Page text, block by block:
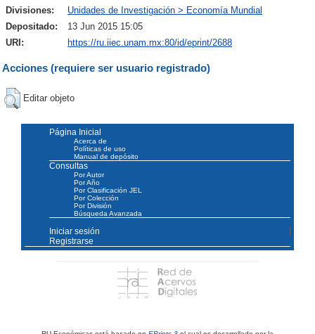
Divisiones:
Unidades de Investigación > Economía Mundial
Depositado:
13 Jun 2015 15:05
URI:
https://ru.iiec.unam.mx:80/id/eprint/2688
Acciones (requiere ser usuario registrado)
Editar objeto
Página Inicial
Acerca de
Políticas de uso
Manual de depósito
Consultas
Por Autor
Por Año
Por Clasificación JEL
Por Colección
Por División
Búsqueda Avanzada
Iniciar sesión
Registrarse